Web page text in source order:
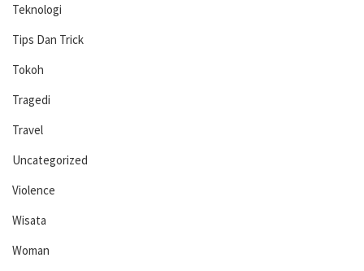
Teknologi
Tips Dan Trick
Tokoh
Tragedi
Travel
Uncategorized
Violence
Wisata
Woman